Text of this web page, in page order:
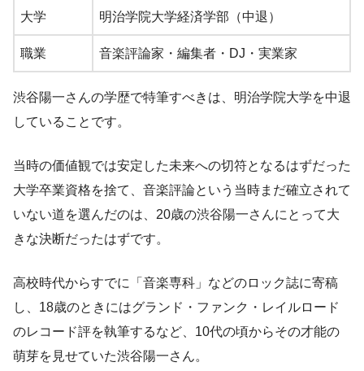
大学 明治学院大学経済学部（中退）
職業 音楽評論家・編集者・DJ・実業家
渋谷陽一さんの学歴で特筆すべきは、明治学院大学を中退
していることです。
当時の価値観では安定した未来への切符となるはずだった
大学卒業資格を捨て、音楽評論という当時まだ確立されて
いない道を選んだのは、20歳の渋谷陽一さんにとって大
きな決断だったはずです。
高校時代からすでに「音楽専科」などのロック誌に寄稿
し、18歳のときにはグランド・ファンク・レイルロード
のレコード評を執筆するなど、10代の頃からその才能の
萌芽を見せていた渋谷陽一さん。